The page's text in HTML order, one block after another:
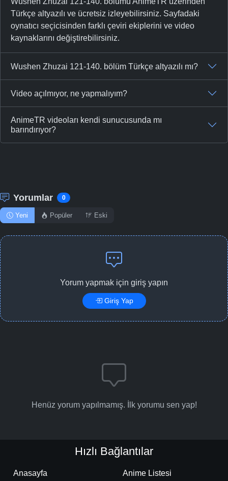
Türkçe altyazılı ve ücretsiz izleyebilirsiniz. Sayfadaki
oynatıcı seçicisinden farklı çeviri ekiplerini ve video
kaynaklarını değiştirebilirsiniz.
Wushen Zhuzai 121-140. bölüm Türkçe altyazılı mı?
Video açılmıyor, ne yapmalıyım?
AnimeTR videoları kendi sunucusunda mı
barındırıyor?
Yorumlar 0
Yeni Popüler Eski
Yorum yapmak için giriş yapın
Giriş Yap
Henüz yorum yapılmamış. İlk yorumu sen yap!
Hızlı Bağlantılar
Anasayfa Anime Listesi